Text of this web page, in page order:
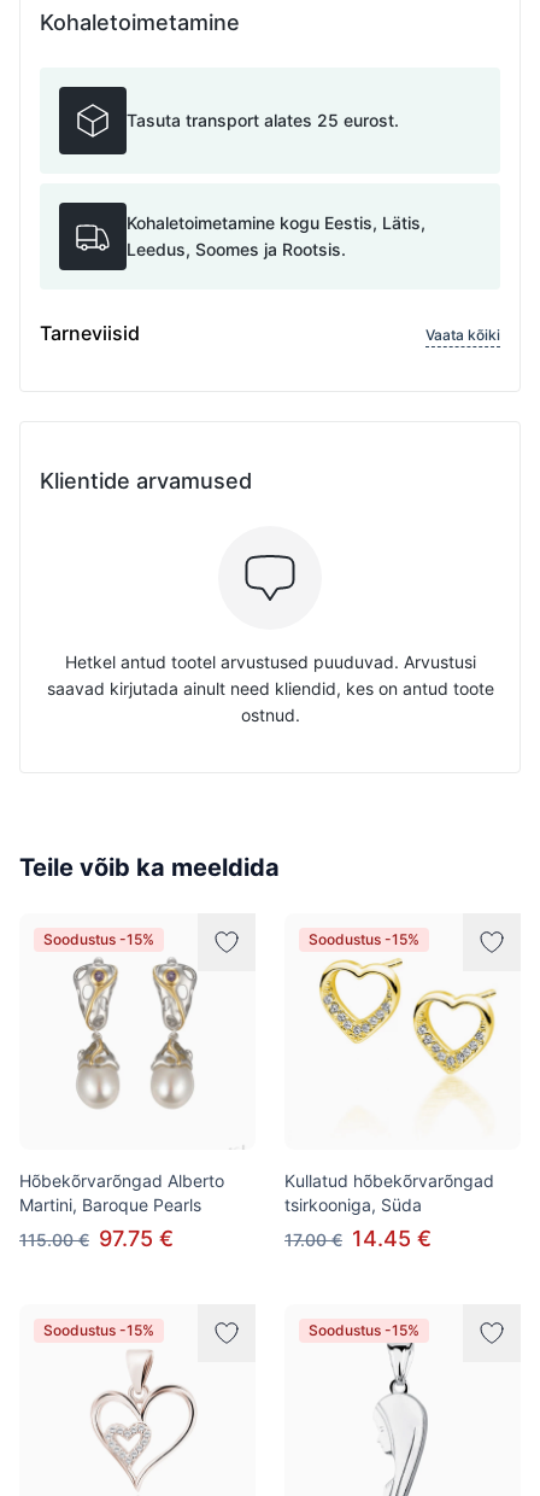
Kohaletoimetamine
Tasuta transport alates 25 eurost.
Kohaletoimetamine kogu Eestis, Lätis,
Leedus, Soomes ja Rootsis.
Tarneviisid Vaata kõiki
Klientide arvamused
Hetkel antud tootel arvustused puuduvad. Arvustusi
saavad kirjutada ainult need kliendid, kes on antud toote
ostnud.
Teile võib ka meeldida
Soodustus -15%
Hõbekõrvarõngad Alberto
Martini, Baroque Pearls
115.00 € 97.75 €
Soodustus -15%
Kullatud hõbekõrvarõngad
tsirkooniga, Süda
17.00 € 14.45 €
Soodustus -15% Soodustus -15%